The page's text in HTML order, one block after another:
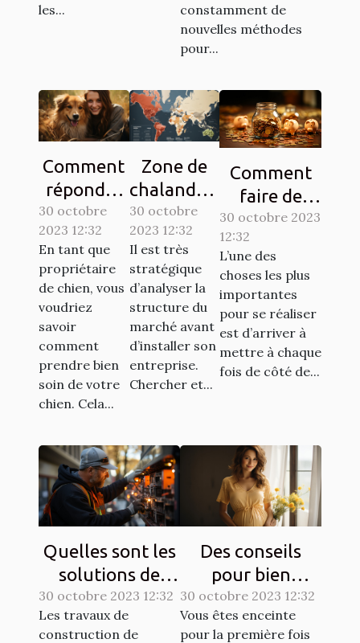
les...
constamment de
nouvelles méthodes
pour...
Comment
répondre
aux
besoins de
base de
votre
chien ?
30 octobre
2023 12:32
En tant que
propriétaire
de chien, vous
voudriez
savoir
comment
prendre bien
soin de votre
chien. Cela...
Zone de
chalandise
: qu’est-ce
que c’est ?
30 octobre
2023 12:32
Il est très
stratégique
d’analyser la
structure du
marché avant
d’installer son
entreprise.
Chercher et...
Comment
faire de
l’économie ?
Tout savoir.
30 octobre 2023
12:32
L’une des
choses les plus
importantes
pour se réaliser
est d’arriver à
mettre à chaque
fois de côté de...
Quelles sont les
solutions de
sécurisation
d’un chantier ?
30 octobre 2023 12:32
Les travaux de
construction de
Des conseils
pour bien
entretenir une
grossesse ?
30 octobre 2023 12:32
Vous êtes enceinte
pour la première fois